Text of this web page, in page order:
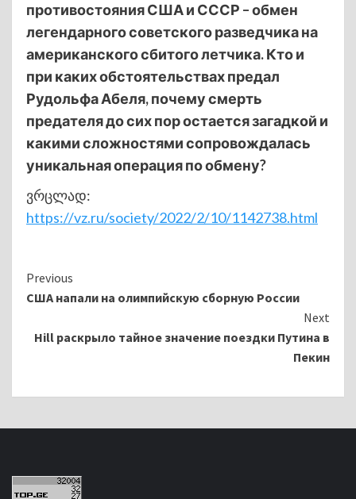
противостояния США и СССР – обмен
легендарного советского разведчика на
американского сбитого летчика. Кто и
при каких обстоятельствах предал
Рудольфа Абеля, почему смерть
предателя до сих пор остается загадкой и
какими сложностями сопровождалась
уникальная операция по обмену?
ვრცლად:
https://vz.ru/society/2022/2/10/1142738.html
Continue
Reading
Previous
США напали на олимпийскую сборную России
Next
Hill раскрыло тайное значение поездки Путина в
Пекин